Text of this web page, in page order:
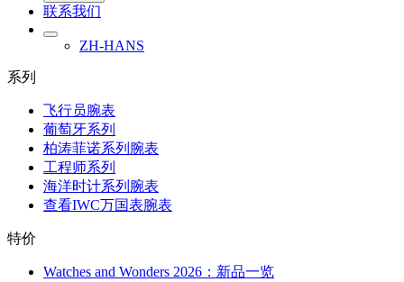
联系我们
ZH-HANS
系列
飞行员腕表
葡萄牙系列
柏涛菲诺系列腕表
工程师系列
海洋时计系列腕表
查看IWC万国表腕表
特价
Watches and Wonders 2026：新品一览